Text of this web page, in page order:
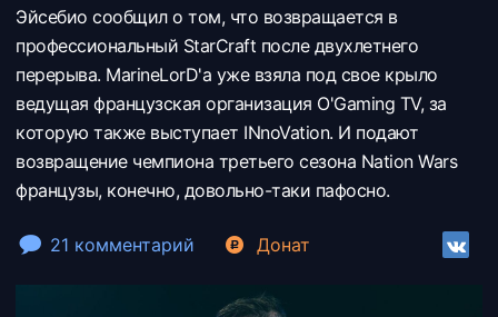
Эйсебио сообщил о том, что возвращается в
профессиональный StarCraft после двухлетнего
перерыва. MarineLorD'а уже взяла под свое крыло
ведущая французская организация O'Gaming TV, за
которую также выступает INnoVation. И подают
возвращение чемпиона третьего сезона Nation Wars
французы, конечно, довольно-таки пафосно.
21 комментарий Донат